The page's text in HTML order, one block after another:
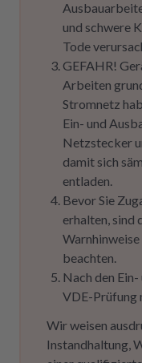
und schwere
Tode
GEFAHR!
Arbeiten
Stromnetz
Ein- und
Netzstecker
damit sich
entladen.
Bevor Sie
erhalten, sind
Warnhinweise
beachten.
Nach den
VDE-Prüfung
Wir weisen
Instandhaltung,